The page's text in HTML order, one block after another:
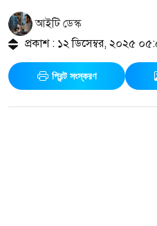
আইটি ডেস্ক
প্রকাশ : ১২ ডিসেম্বর, ২০২৫
প্রিন্ট সংস্করণ